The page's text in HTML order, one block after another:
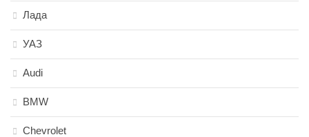
Лада
УАЗ
Audi
BMW
Chevrolet